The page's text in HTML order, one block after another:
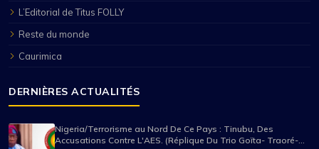
L’Editorial de Titus FOLLY
Reste du monde
Caurimica
DERNIÈRES ACTUALITÉS
Nigeria/Terrorisme au Nord De Ce Pays : Tinubu, Des
Accusations Contre L'AES. (Réplique Du Trio Goïta- Traoré-